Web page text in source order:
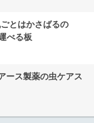
とはかさばるの
べる板
ース製薬の虫ケアス